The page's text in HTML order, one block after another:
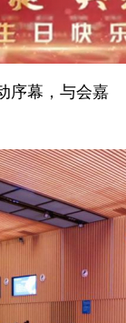
序幕，与会嘉